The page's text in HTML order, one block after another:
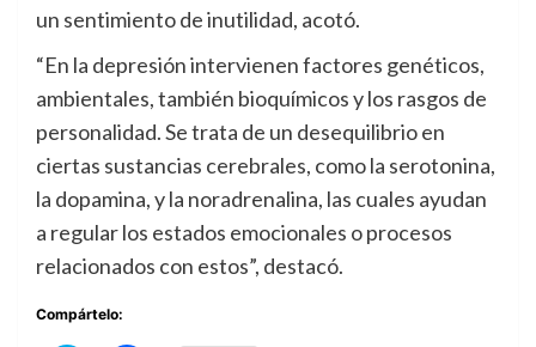
un sentimiento de inutilidad, acotó.
“En la depresión intervienen factores genéticos,
ambientales, también bioquímicos y los rasgos de
personalidad. Se trata de un desequilibrio en
ciertas sustancias cerebrales, como la serotonina,
la dopamina, y la noradrenalina, las cuales ayudan
a regular los estados emocionales o procesos
relacionados con estos”, destacó.
Compártelo: